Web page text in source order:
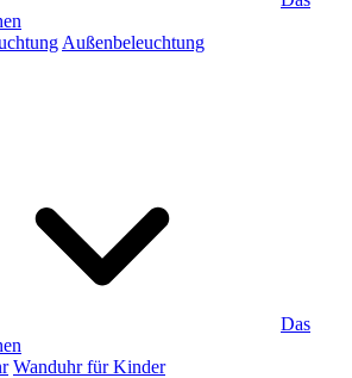
Außenbeleuchtung
Das
Wanduhr für Kinder